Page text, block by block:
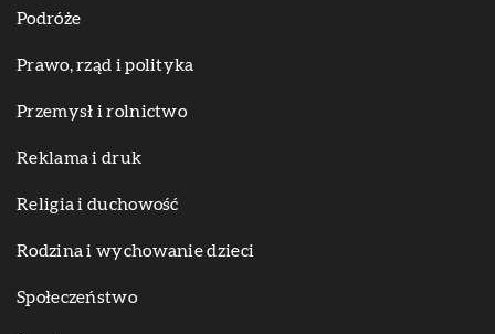
Podróże
Prawo, rząd i polityka
Przemysł i rolnictwo
Reklama i druk
Religia i duchowość
Rodzina i wychowanie dzieci
Społeczeństwo